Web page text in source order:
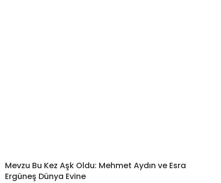
Mevzu Bu Kez Aşk Oldu: Mehmet Aydın ve Esra
Ergüneş Dünya Evine